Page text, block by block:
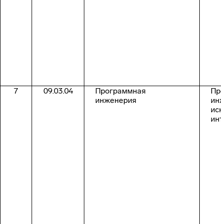
7 09.03.04
Программная
инженерия